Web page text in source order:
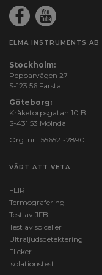
ELMA INSTRUMENTS AB
Stockholm:
Pepparvägen 27
S-123 56 Farsta
Göteborg:
Kråketorpsgatan 10 B
S-431 53 Mölndal
Org. nr.: 556521-2890
VÄRT ATT VETA
FLIR
Termografering
Test av JFB
Test av solceller
Ultraljudsdetektering
Flicker
Isolationstest